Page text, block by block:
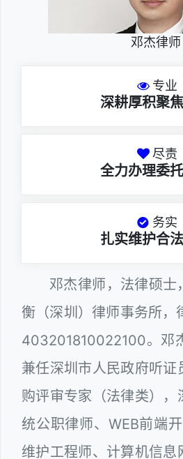
邓杰律师
专业
深耕厚积聚
尽责
全力办理委
务实
扎实维护合
邓杰律师，法律硕士
衡（深圳）律师事务所，
403201810022100。邓
兼任深圳市人民政府听证
购评审专家（法律类），
统公职律师、WEB前端
维护工程师、计算机信息